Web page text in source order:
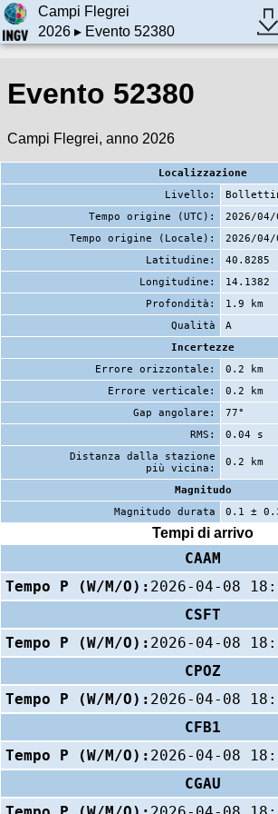
Campi Flegrei
2026▸ Evento 52380
Evento 52380
Campi Flegrei, anno 2026
Localizzazione
Livello:
Tempo origine (UTC):
2026/
Tempo origine (Locale):
2026/
Latitudine:
40.8285
Longitudine:
14.1382
Profondità:
1.9 km
Qualità
A
Incertezze
Errore orizzontale:
0.2 km
Errore verticale:
0.2 km
Gap angolare:
77°
RMS:
0.04 s
Distanza dalla stazione
più vicina:
0.2 km
Magnitudo
Magnitudo durata
0.1 ±
Tempi di arrivo
CAAM
Tempo P (W/M/O): 2026-04-08
CSFT
Tempo P (W/M/O): 2026-04-08
CPOZ
Tempo P (W/M/O): 2026-04-08
CFB1
Tempo P (W/M/O): 2026-04-08
CGAU